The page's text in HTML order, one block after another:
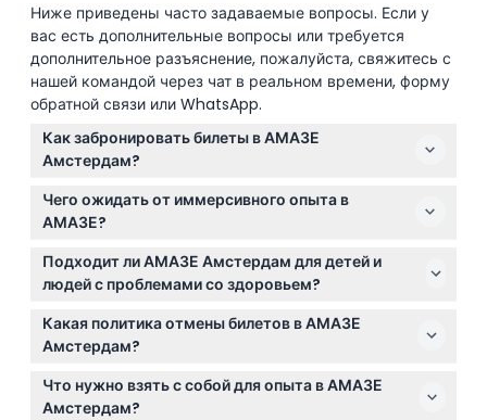
Ниже приведены часто задаваемые вопросы. Если у
вас есть дополнительные вопросы или требуется
дополнительное разъяснение, пожалуйста, свяжитесь с
нашей командой через чат в реальном времени, форму
обратной связи или WhatsApp.
Как забронировать билеты в АМАЗЕ
Амстердам?
Вы можете легко забронировать билеты в АМАЗЕ
Амстердам онлайн прямо на этом сайте. Просто
выберите предпочитаемую дату и время во время
процесса бронирования, чтобы проверить
доступность и подтвердить своё место.
Чего ожидать от иммерсивного опыта в
АМАЗЕ?
Ожидайте 75-минутное путешествие через семь
интерактивных комнат, наполненных светом,
лазерами, звуком, дымом и медиа-искусством, всё
это создано для создания фестивального
сенсорного погружения. Опыт завершается
АМАЗЕ.
Подходит ли АМАЗЕ Амстердам для детей и
людей с проблемами со здоровьем?
АМАЗЕ подходит для гостей от 10 лет и старше, но
детям младше 10 лет вход запрещён. Обратите
внимание, что в опыте используются интенсивно
мигающие огни, поэтому он может быть не
подходящим для людей с фоточувствительной
Какая политика отмены билетов в АМАЗЕ
Амстердам?
Вы можете отменить бронирование бесплатно за 48
часов до визита, хотя могут взиматься банковские
Что нужно взять с собой для опыта в АМАЗЕ
Амстердам?